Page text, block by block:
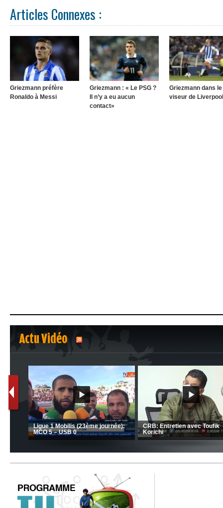
Articles Connexes :
Griezmann préfère
Ronaldo à Messi
Griezmann : « Le PSG ?
Il n’y a eu aucun
contact»
Griezmann dans le
viseur de Liverpool
Actu Vidéo
1 2
CRB: Entretien avec Toufik
Korichi
Ligue 1 Mobilis (23ème journée):
MCO 5 – USB 0